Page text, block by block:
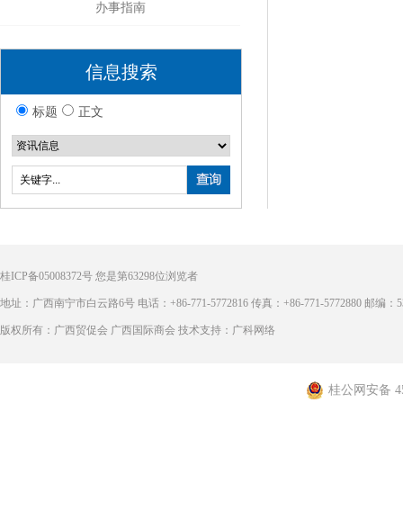
办事指南
信息搜索
标题 正文
桂ICP备05008372号 您是第63298位浏览者
地址：广西南宁市白云路6号 电话：+86-771-5772816 传真：+86-771-5772880 邮编：
版权所有：广西贸促会 广西国际商会 技术支持：广科网络
桂公网安备